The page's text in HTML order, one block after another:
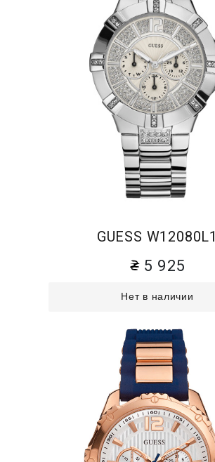
GUESS W12080L1
5 925
Нет в наличии